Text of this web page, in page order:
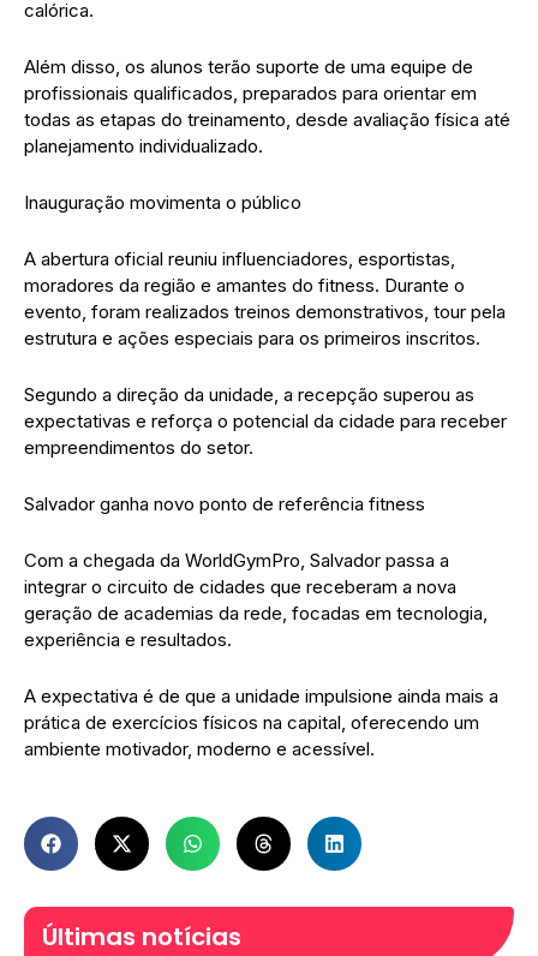
calórica.
Além disso, os alunos terão suporte de uma equipe de
profissionais qualificados, preparados para orientar em
todas as etapas do treinamento, desde avaliação física até
planejamento individualizado.
Inauguração movimenta o público
A abertura oficial reuniu influenciadores, esportistas,
moradores da região e amantes do fitness. Durante o
evento, foram realizados treinos demonstrativos, tour pela
estrutura e ações especiais para os primeiros inscritos.
Segundo a direção da unidade, a recepção superou as
expectativas e reforça o potencial da cidade para receber
empreendimentos do setor.
Salvador ganha novo ponto de referência fitness
Com a chegada da WorldGymPro, Salvador passa a
integrar o circuito de cidades que receberam a nova
geração de academias da rede, focadas em tecnologia,
experiência e resultados.
A expectativa é de que a unidade impulsione ainda mais a
prática de exercícios físicos na capital, oferecendo um
ambiente motivador, moderno e acessível.
Últimas notícias